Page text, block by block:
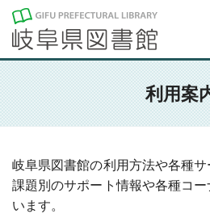
利用案
岐阜県図書館の利用方法や各種サ
課題別のサポート情報や各種コ
います。